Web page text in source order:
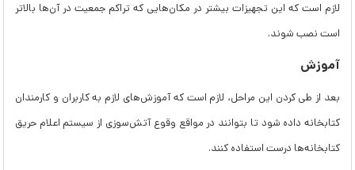
لازم است که این تجهیزات بیشتر در مکان‌هایی که تراکم جمعیت در آن‌ها بالاتر
است نصب شوند.
آموزش
بعد از طی کردن این مراحل، لازم است که آموزش‌های لازم به کاربران و کارمندان
کتابخانه داده شود تا بتوانند در مواقع وقوع آتش‌سوزی از سیستم اعلام حریق
کتابخانه‌ها درست استفاده کنند.